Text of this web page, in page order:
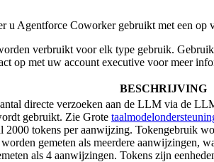
Agentforce Coworker gebruikt met een op
verbruikt voor elk type gebruik. Gebruik
op met uw account executive voor meer
BESCHRIJVING
directe verzoeken aan de LLM via de
gebruikt. Zie Grote
tokens per aanwijzing. Tokengebruik
gemeten als meerdere
als 4 aanwijzingen. Tokens zijn